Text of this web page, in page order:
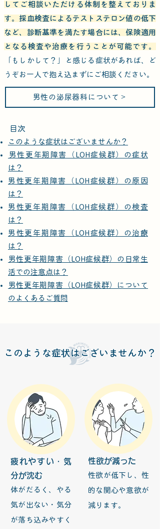
してご相談いただける体制を整えておりま
す。採血検査によるテストステロン値の低下
など、診断基準を満たす場合には、保険適用
となる検査や治療を行うことが可能です。
「もしかして？」と感じる症状があれば、ど
うぞお一人で抱え込まずにご相談ください。
男性の泌尿器科について＞
​目次
このような症状はございませんか？
​男性更年期障害（LOH症候群）の症状
は？
男性更年期障害（LOH症候群）の原因
は？
男性更年期障害（LOH症候群）の検査
は？
男性更年期障害（LOH症候群）の治療
は？
男性更年期障害（LOH症候群）の日常生
活での注意点は？
​男性更年期障害（LOH症候群）について
のよくあるご質問
​このような症状はございませんか？
疲れやすい・気
分が沈む
体がだるく、やる
気が出ない・気分
が落ち込みやすく
性欲が減った
性欲が低下し、性
的な関心や意欲が
減ります。